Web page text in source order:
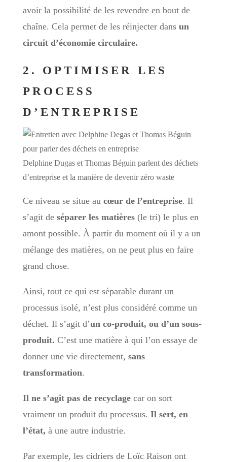
avoir la possibilité de les revendre en bout de
chaîne. Cela permet de les réinjecter dans un
circuit d’économie circulaire.
2. OPTIMISER LES
PROCESS
D’ENTREPRISE
Delphine Dugas et Thomas Béguin parlent des déchets
d’entreprise et la manière de devenir zéro waste
Ce niveau se situe au cœur de l’entreprise. Il
s’agit de séparer les matières(le tri) le plus en
amont possible. À partir du moment où il y a un
mélange des matières, on ne peut plus en faire
grand chose.
Ainsi, tout ce qui est séparable durant un
processus isolé, n’est plus considéré comme un
déchet. Il s’agit d’un co-produit, ou d’un sous-
produit. C’est une matière à qui l’on essaye de
donner une vie directement, sans
transformation.
Il ne s’agit pas de recyclagecar on sort
vraiment un produit du processus. Il sert, en
l’état, à une autre industrie.
Par exemple, les cidriers de Loïc Raison ont